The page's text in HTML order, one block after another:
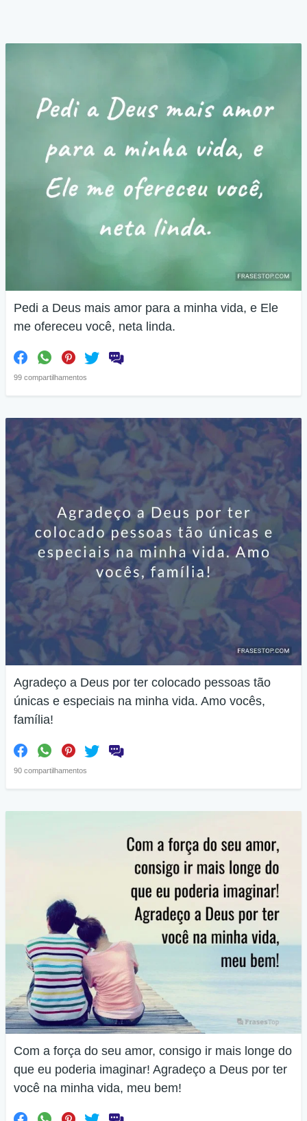
Pedi a Deus mais amor para a minha vida, e Ele
me ofereceu você, neta linda.
99 compartilhamentos
Agradeço a Deus por ter colocado pessoas tão
únicas e especiais na minha vida. Amo vocês,
família!
90 compartilhamentos
Com a força do seu amor, consigo ir mais longe do
que eu poderia imaginar! Agradeço a Deus por ter
você na minha vida, meu bem!